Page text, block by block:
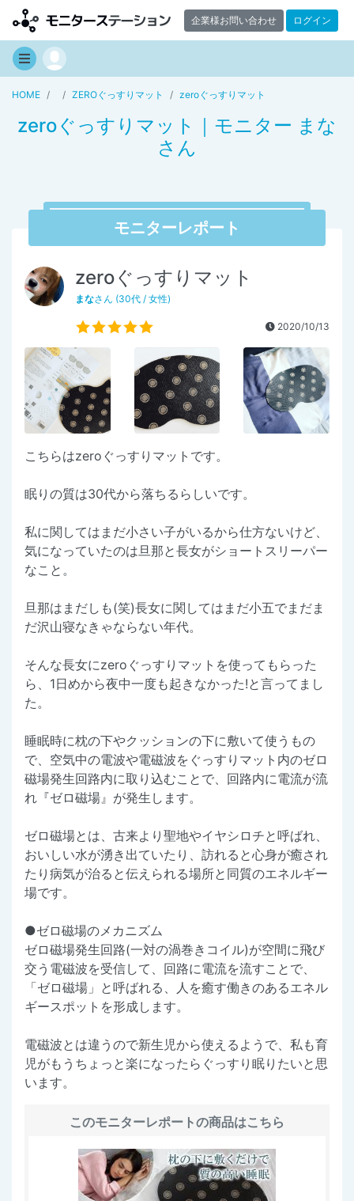
企業様お問い合わせ ログイン
HOME ZEROぐっすりマット zeroぐっすりマット
zeroぐっすりマット｜モニター まな
さん
モニターレポート
zeroぐっすりマット
まなさん (30代 / 女性)
2020/10/13
こちらはzeroぐっすりマットです。
眠りの質は30代から落ちるらしいです。
私に関してはまだ小さい子がいるから仕方ないけど、
気になっていたのは旦那と長女がショートスリーパー
なこと。
旦那はまだしも(笑)長女に関してはまだ小五でまだま
だ沢山寝なきゃならない年代。
そんな長女にzeroぐっすりマットを使ってもらった
ら、1日めから夜中一度も起きなかった!と言ってまし
た。
睡眠時に枕の下やクッションの下に敷いて使うもの
で、空気中の電波や電磁波をぐっすりマット内のゼロ
磁場発生回路内に取り込むことで、回路内に電流が流
れ『ゼロ磁場』が発生します。
ゼロ磁場とは、古来より聖地やイヤシロチと呼ばれ、
おいしい水が湧き出ていたり、訪れると心身が癒され
たり病気が治ると伝えられる場所と同質のエネルギー
場です。
●ゼロ磁場のメカニズム
ゼロ磁場発生回路(一対の渦巻きコイル)が空間に飛び
交う電磁波を受信して、回路に電流を流すことで、
「ゼロ磁場」と呼ばれる、人を癒す働きのあるエネル
ギースポットを形成します。
電磁波とは違うので新生児から使えるようで、私も育
児がもうちょっと楽になったらぐっすり眠りたいと思
います。
このモニターレポートの商品はこちら